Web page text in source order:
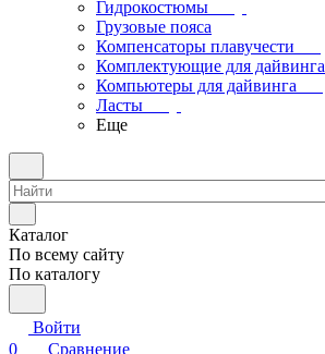
Гидрокостюмы
Грузовые пояса
Компенсаторы плавучести
Комплектующие для дайвинга
Компьютеры для дайвинга
Ласты
Еще
Каталог
По всему сайту
По каталогу
Войти
0
Сравнение